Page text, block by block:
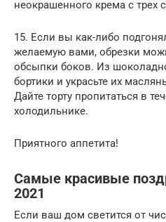
неокрашенного крема с трех
15. Если вы как-либо
желаемую вами, обрезки
обсыпки боков. Из
бортики и украсьте их
Дайте торту пропитаться в
холодильнике.
Приятного аппетита!
Самые красивые
2021
Если ваш дом светится от